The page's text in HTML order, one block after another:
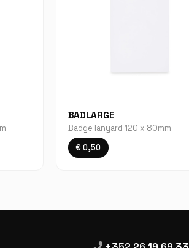
BADLARGE
Badge lanyard 120 x 80mm
€ 0,50